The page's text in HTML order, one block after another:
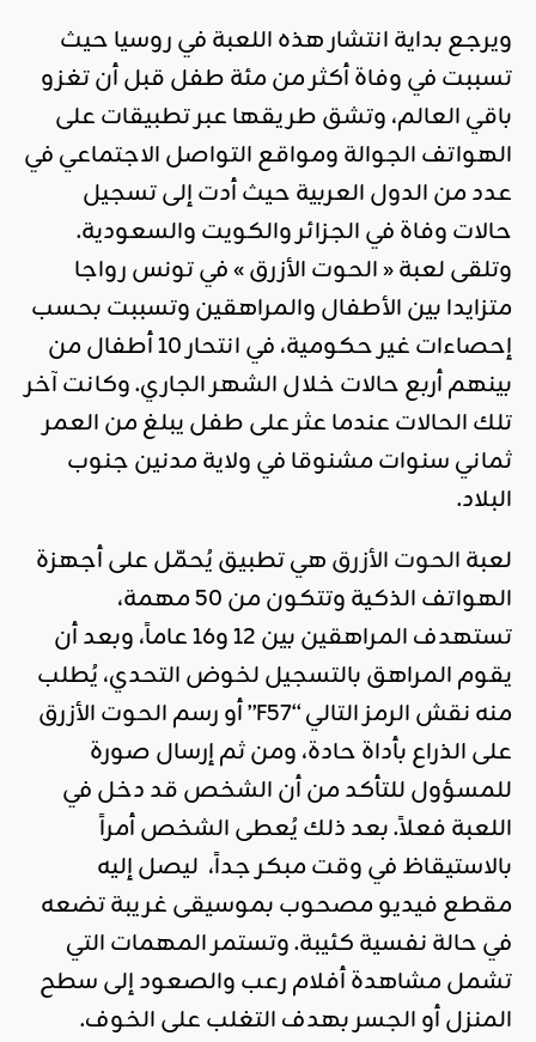
ويرجع بداية انتشار هذه اللعبة في روسيا حيث
تسببت في وفاة أكثر من مئة طفل قبل أن تغزو
باقي العالم، وتشق طريقها عبر تطبيقات على
الهواتف الجوالة ومواقع التواصل الاجتماعي في
عدد من الدول العربية حيث أدت إلى تسجيل
حالات وفاة في الجزائر والكويت والسعودية.
وتلقى لعبة « الحوت الأزرق » في تونس رواجا
متزايدا بين الأطفال والمراهقين وتسببت بحسب
إحصاءات غير حكومية، في انتحار 10 أطفال من
بينهم أربع حالات خلال الشهر الجاري. وكانت آخر
تلك الحالات عندما عثر على طفل يبلغ من العمر
ثماني سنوات مشنوقا في ولاية مدنين جنوب
البلاد.
لعبةالحوت الأزرقهي تطبيق يُحمّل على أجهزة
الهواتف الذكية وتتكون من 50 مهمة،
تستهدف المراهقين بين 12 و16 عاماً، وبعد أن
يقوم المراهق بالتسجيل لخوض التحدي، يُطلب
منه نقش الرمز التالي “F57” أو رسم الحوت الأزرق
على الذراع بأداة حادة، ومن ثم إرسال صورة
للمسؤول للتأكد من أن الشخص قد دخل في
اللعبة فعلاً. بعد ذلك يُعطى الشخص أمراً
بالاستيقاظ في وقت مبكر جداً، ليصل إليه
مقطع فيديو مصحوب بموسيقى غريبة تضعه
في حالة نفسية كئيبة. وتستمر المهمات التي
تشمل مشاهدة أفلام رعب والصعود إلى سطح
المنزل أو الجسر بهدف التغلب على الخوف.